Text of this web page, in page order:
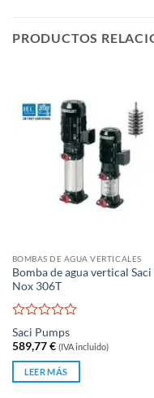
PRODUCTOS
BOMBAS DE AGUA VERTICALES
Bomba de agua vertical Saci
Nox 306T
Valorado
con
0
5
Saci Pumps
589,77€ (IVA incluido)
LEER MÁS